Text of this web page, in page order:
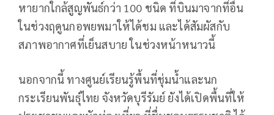
หายากใกล้สูญพันธ์กว่า 100 ชนิด ที่บินมาจากที่อื่น
ในช่วงฤดูนกอพยพมาให้ได้ชม และได้สัมผัสกับ
สภาพอากาศที่เย็นสบาย ในช่วงหน้าหนาวนี้
นอกจากนี้ ทางศูนย์เรียนรู้พื้นที่ชุ่มน้ำและนก
กระเรียนพันธุ์ไทย จังหวัดบุรีรัมย์ ยังได้เปิดพื้นที่ให้